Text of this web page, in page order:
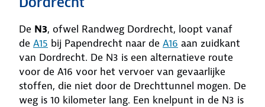
De N3, ofwel Randweg Dordrecht, loopt vanaf
de A15 bij Papendrecht naar de A16 aan zuidkant
van Dordrecht. De N3 is een alternatieve route
voor de A16 voor het vervoer van gevaarlijke
stoffen, die niet door de Drechttunnel mogen. De
weg is 10 kilometer lang. Een knelpunt in de N3 is